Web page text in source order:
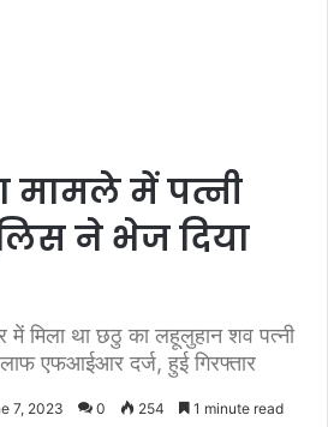
मामले में पत्नी
ने भेज दिया
मिला था छठु का लहूलुहान शव पत्नी
एफआईआर दर्ज, हुई गिरफ्तार
7, 2023 0 254 1 minute read